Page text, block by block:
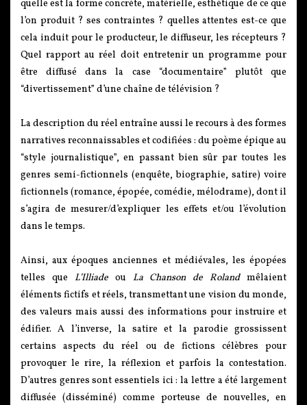
quelle est la forme concrète, matérielle, esthétique de ce que
l’on produit ? ses contraintes ? quelles attentes est-ce que
cela induit pour le producteur, le diffuseur, les récepteurs ?
Quel rapport au réel doit entretenir un programme pour
être diffusé dans la case “documentaire” plutôt que
“divertissement” d’une chaîne de télévision ?
La description du réel entraîne aussi le recours à des formes
narratives reconnaissables et codifiées : du poème épique au
“style journalistique”, en passant bien sûr par toutes les
genres semi-fictionnels (enquête, biographie, satire) voire
fictionnels (romance, épopée, comédie, mélodrame), dont il
s’agira de mesurer/d’expliquer les effets et/ou l’évolution
dans le temps.
Ainsi, aux époques anciennes et médiévales, les épopées
telles que L’Illiadeou La Chanson de Rolandmêlaient
éléments fictifs et réels, transmettant une vision du monde,
des valeurs mais aussi des informations pour instruire et
édifier. A l’inverse, la satire et la parodie grossissent
certains aspects du réel ou de fictions célèbres pour
provoquer le rire, la réflexion et parfois la contestation.
D’autres genres sont essentiels ici : la lettre a été largement
diffusée (disséminé) comme porteuse de nouvelles, en